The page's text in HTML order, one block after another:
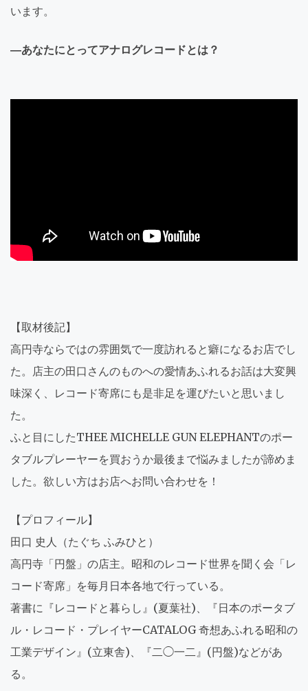
います。
―あなたにとってアナログレコードとは？
【取材後記】
高円寺ならではの雰囲気で一度訪れると癖になるお店でし
た。店主の田口さんのものへの愛情あふれるお話は大変興
味深く、レコード寄席にも是非足を運びたいと思いまし
た。
ふと目にしたTHEE MICHELLE GUN ELEPHANTのポー
タブルプレーヤーを買おうか最後まで悩みましたが諦めま
した。欲しい方はお店へお問い合わせを！
【プロフィール】
田口 史人（たぐち ふみひと）
高円寺「円盤」の店主。昭和のレコード世界を聞く会「レ
コード寄席」を毎月日本各地で行っている。
著書に『レコードと暮らし』(夏葉社)、『日本のポータブ
ル・レコード・プレイヤーCATALOG 奇想あふれる昭和の
工業デザイン』(立東舎)、『二◯一二』(円盤)などがあ
る。